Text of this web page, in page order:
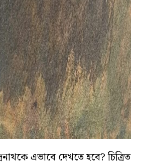
এভাবে দেখতে হবে? চিত্রিত